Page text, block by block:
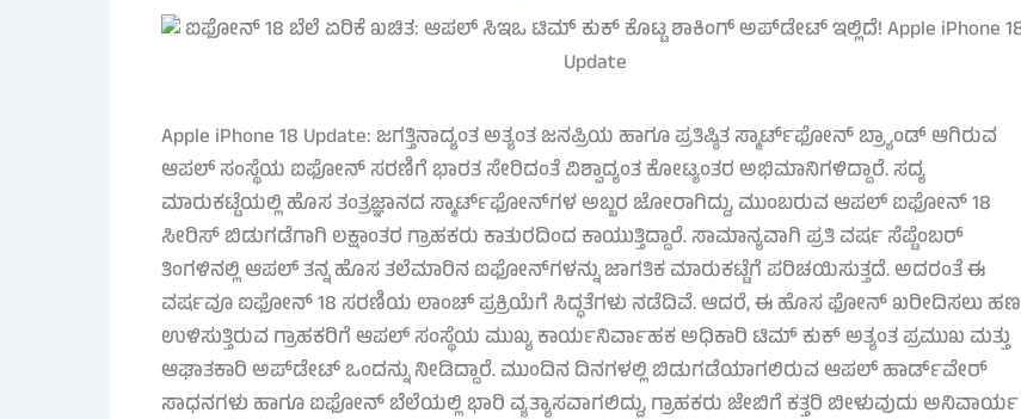
Apple iPhone 18 Update: ಜಗತ್ತಿನಾದ್ಯಂತ ಅತ್ಯಂತ ಜನಪ್ರಿಯ ಹಾಗೂ ಪ್ರತಿಷ್ಠಿತ ಸ್ಮಾರ್ಟ್‌ಫೋನ್ ಬ್ರ್ಯಾಂಡ್ ಆಗಿರುವ
ಆಪಲ್ ಸಂಸ್ಥೆಯ ಐಫೋನ್ ಸರಣಿಗೆ ಭಾರತ ಸೇರಿದಂತೆ ವಿಶ್ವಾದ್ಯಂತ ಕೋಟ್ಯಂತರ ಅಭಿಮಾನಿಗಳಿದ್ದಾರೆ. ಸದ್ಯ
ಮಾರುಕಟ್ಟೆಯಲ್ಲಿ ಹೊಸ ತಂತ್ರಜ್ಞಾನದ ಸ್ಮಾರ್ಟ್‌ಫೋನ್‌ಗಳ ಅಬ್ಬರ ಜೋರಾಗಿದ್ದು, ಮುಂಬರುವ ಆಪಲ್ ಐಫೋನ್ 18
ಸೀರಿಸ್ ಬಿಡುಗಡೆಗಾಗಿ ಲಕ್ಷಾಂತರ ಗ್ರಾಹಕರು ಕಾತುರದಿಂದ ಕಾಯುತ್ತಿದ್ದಾರೆ. ಸಾಮಾನ್ಯವಾಗಿ ಪ್ರತಿ ವರ್ಷ ಸೆಪ್ಟೆಂಬರ್
ತಿಂಗಳಿನಲ್ಲಿ ಆಪಲ್ ತನ್ನ ಹೊಸ ತಲೆಮಾರಿನ ಐಫೋನ್‌ಗಳನ್ನು ಜಾಗತಿಕ ಮಾರುಕಟ್ಟೆಗೆ ಪರಿಚಯಿಸುತ್ತದೆ. ಅದರಂತೆ ಈ
ವರ್ಷವೂ ಐಫೋನ್ 18 ಸರಣಿಯ ಲಾಂಚ್ ಪ್ರಕ್ರಿಯೆಗೆ ಸಿದ್ಧತೆಗಳು ನಡೆದಿವೆ. ಆದರೆ, ಈ ಹೊಸ ಫೋನ್ ಖರೀದಿಸಲು ಹಣ
ಉಳಿಸುತ್ತಿರುವ ಗ್ರಾಹಕರಿಗೆ ಆಪಲ್ ಸಂಸ್ಥೆಯ ಮುಖ್ಯ ಕಾರ್ಯನಿರ್ವಾಹಕ ಅಧಿಕಾರಿ ಟಿಮ್ ಕುಕ್ ಅತ್ಯಂತ ಪ್ರಮುಖ ಮತ್ತು
ಆಘಾತಕಾರಿ ಅಪ್‌ಡೇಟ್ ಒಂದನ್ನು ನೀಡಿದ್ದಾರೆ. ಮುಂದಿನ ದಿನಗಳಲ್ಲಿ ಬಿಡುಗಡೆಯಾಗಲಿರುವ ಆಪಲ್ ಹಾರ್ಡ್‌ವೇರ್
ಸಾಧನಗಳು ಹಾಗೂ ಐಫೋನ್ ಬೆಲೆಯಲ್ಲಿ ಭಾರಿ ವ್ಯತ್ಯಾಸವಾಗಲಿದ್ದು, ಗ್ರಾಹಕರು ಜೇಬಿಗೆ ಕತ್ತರಿ ಬೀಳುವುದು ಅನಿವಾರ್ಯ